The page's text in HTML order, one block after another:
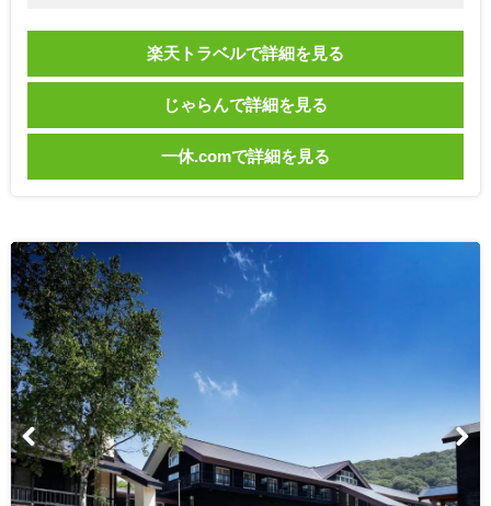
楽天トラベルで詳細を見る
じゃらんで詳細を見る
一休.comで詳細を見る